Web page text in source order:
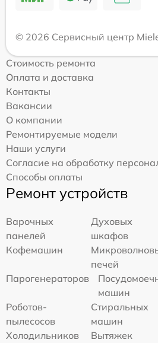
© 2026 Сервисный центр
Стоимость ремонта
Оплата и доставка
Контакты
Вакансии
О компании
Ремонтируемые модели
Наши услуги
Согласие на обработку
Способы оплаты
Ремонт устройств
Варочных
панелей
Духовых
шкафов
Кофемашин
печей
Парогенераторов
машин
Роботов-
пылесосов
Стиральных
машин
Холодильников
Вытяжек